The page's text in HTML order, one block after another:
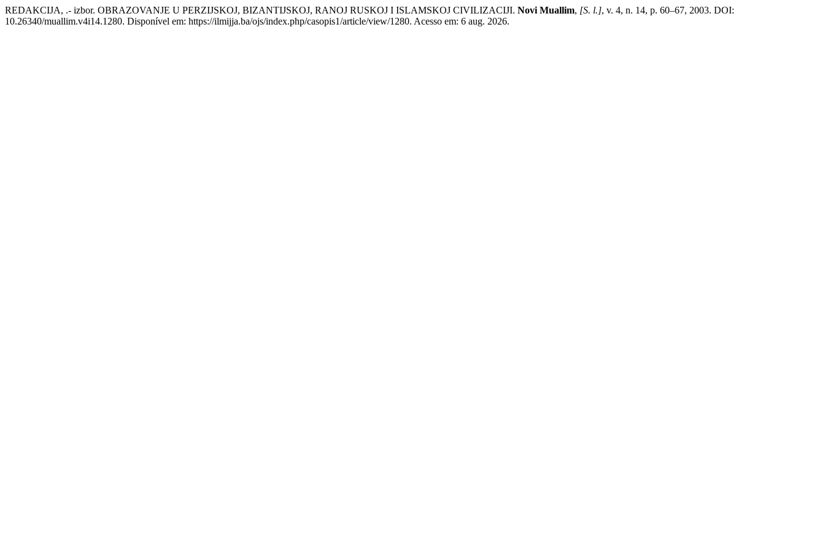
REDAKCIJA, .- izbor. OBRAZOVANJE U PERZIJSKOJ, BIZANTIJSKOJ, RANOJ RUSKOJ I ISLAMSKOJ CIVILIZACIJI. Novi Muallim, [S. l.], v. 4, n. 14, p. 60–67, 2003. DOI:
10.26340/muallim.v4i14.1280. Disponível em: https://ilmijja.ba/ojs/index.php/casopis1/article/view/1280. Acesso em: 6 aug. 2026.